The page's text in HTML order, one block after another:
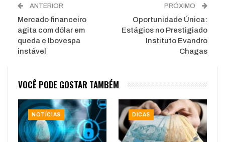
ANTERIOR
Mercado financeiro
agita com dólar em
queda e Ibovespa
instável
PRÓXIMO
Oportunidade Única:
Estágios no Prestigiado
Instituto Evandro
Chagas
VOCÊ PODE GOSTAR TAMBÉM
NOTÍCIAS DICAS